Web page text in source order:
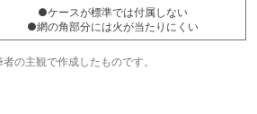
●ケースが標準では付属しない
●網の角部分には火が当たりにくい
の主観で作成したものです。